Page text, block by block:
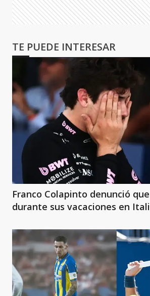
TE PUEDE INTERESAR
Franco Colapinto denunció
durante sus vacaciones en